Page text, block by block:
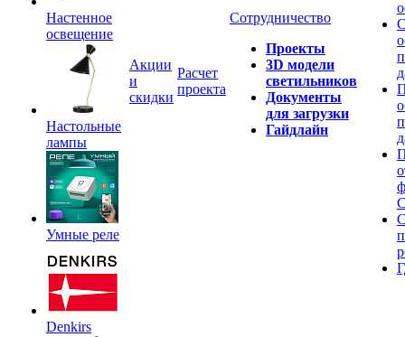
Настенное
освещение
Настольные
лампы
Умные реле
Denkirs
Акции
и
скидки
Расчет
проекта
Сотрудничество
Проекты
3D модели
светильников
Документы
для загрузки
Гайдлайн